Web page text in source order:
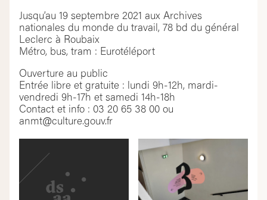
Jusqu’au 19 septembre 2021 aux Archives
nationales du monde du travail, 78 bd du général
Leclerc à Roubaix
Métro, bus, tram : Eurotéléport
Ouverture au public
Entrée libre et gratuite : lundi 9h-12h, mardi-
vendredi 9h-17h et samedi 14h-18h
Contact et info : 03 20 65 38 00 ou
anmt@culture.gouv.fr